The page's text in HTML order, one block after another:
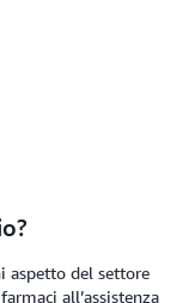
aspetto del settore
all’assistenza